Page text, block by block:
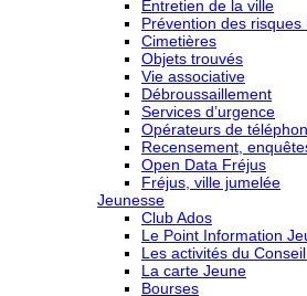
Entretien de la ville
Prévention des risques
Cimetières
Objets trouvés
Vie associative
Débroussaillement
Services d’urgence
Opérateurs de
Recensement,
Open Data Fréjus
Fréjus, ville jumelée
Jeunesse
Club Ados
Le Point Information
Les activités du
La carte Jeune
Bourses